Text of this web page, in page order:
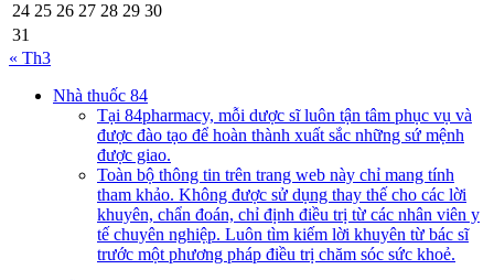
24 25 26 27 28 29 30
31
« Th3
Nhà thuốc 84
Tại 84pharmacy, mỗi dược sĩ luôn tận tâm phục vụ và
được đào tạo để hoàn thành xuất sắc những sứ mệnh
được giao.
Toàn bộ thông tin trên trang web này chỉ mang tính
tham khảo. Không được sử dụng thay thế cho các lời
khuyên, chẩn đoán, chỉ định điều trị từ các nhân viên y
tế chuyên nghiệp. Luôn tìm kiếm lời khuyên từ bác sĩ
trước một phương pháp điều trị chăm sóc sức khoẻ.